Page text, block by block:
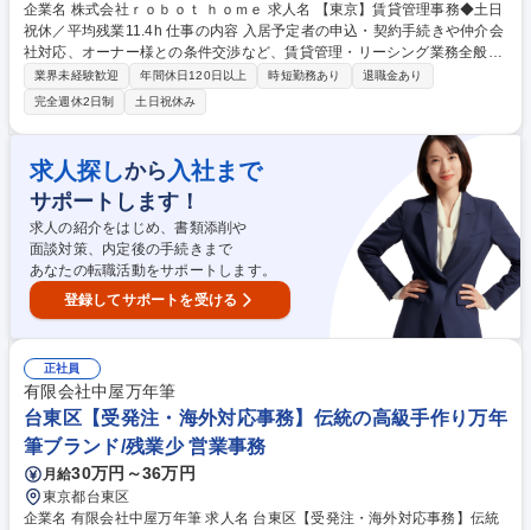
企業名 株式会社ｒｏｂｏｔ ｈｏｍｅ 求人名 【東京】賃貸管理事務◆土日
祝休／平均残業11.4h 仕事の内容 入居予定者の申込・契約手続きや仲介会
社対応、オーナー様との条件交渉など、賃貸管理・リーシング業務全般を
お任せします。多様な業務でゼネラリストを目指せます。 ■入居申込対
応・契約手続き・書類作成送付 ■仲介会社への電話対応・訪問による入居
斡旋 ■入居募集サイトへの物件登録業務・反響取りまとめ ■家賃査定およ
びオーナー様への募集条件交渉 【サポート体制】座学・OJT研修や資格取
得支援制度が充実。丁寧なフォローで安心してスキルアップを目指せま
す。 募集職種 【東京】賃貸管理事務◆土日祝休／平均残業11.4h
業界未経験歓迎 年間休日120日以上 時短勤務あり
退職金あり
完全週休2日制
土日祝休み
求人探しから 入社まで
サポートします！
求人の紹介をはじめ、書類添削や
面談対策、内定後の手続きまで
あなたの転職活動をサポートします。
登録してサポートを受ける
正社員
有限会社中屋万年筆
台東区【受発注・海外対応事務】伝統の高級手作り万年
筆ブランド/残業少 営業事務
月給30万円～36万円
東京都台東区
企業名 有限会社中屋万年筆 求人名 台東区【受発注・海外対応事務】伝統